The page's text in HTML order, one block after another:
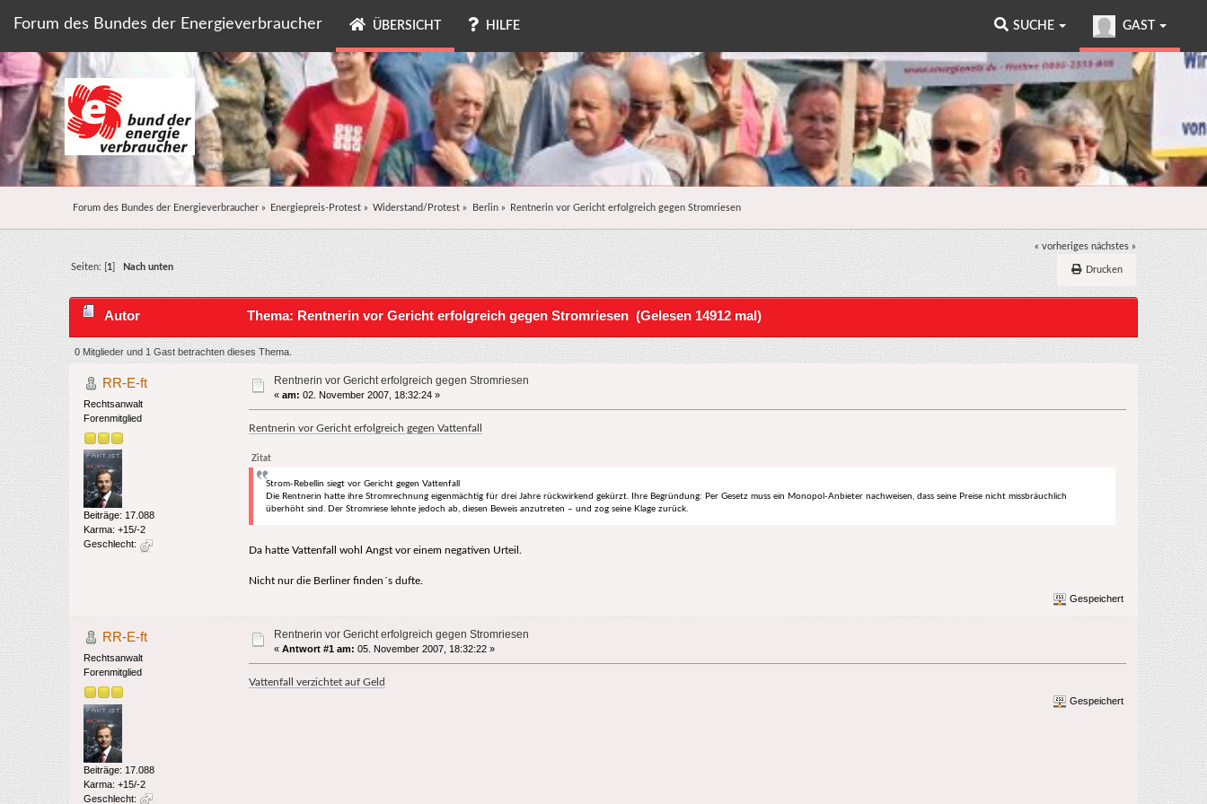
Forum des Bundes der Energieverbraucher ÜBERSICHT HILFE GAST
SUCHE
Forum des Bundes der Energieverbraucher» Energiepreis-Protest » Widerstand/Protest » Berlin» Rentnerin vor Gericht erfolgreich gegen Stromriesen
« vorheriges nächstes »
Drucken
Seiten: [ 1 Nach unten
Autor Thema: Rentnerin vor Gericht erfolgreich gegen Stromriesen (Gelesen 14912 mal)
0 Mitglieder und 1 Gast betrachten dieses Thema.
RR-E-ft
Rechtsanwalt
Forenmitglied
Beiträge: 17.088
Karma: +15/-2
Geschlecht:
Rentnerin vor Gericht erfolgreich gegen Stromriesen
«am: 02. November 2007, 18:32:24 »
Rentnerin vor Gericht erfolgreich gegen Vattenfall
Zitat
Strom-Rebellin siegt vor Gericht gegen Vattenfall
Die Rentnerin hatte ihre Stromrechnung eigenmächtig für drei Jahre rückwirkend gekürzt. Ihre Begründung: Per Gesetz muss ein Monopol-Anbieter nachweisen, dass seine Preise nicht missbräuchlich
überhöht sind. Der Stromriese lehnte jedoch ab, diesen Beweis anzutreten – und zog seine Klage zurück.
Da hatte Vattenfall wohl Angst vor einem negativen Urteil.
Nicht nur die Berliner finden´s dufte.
Gespeichert
RR-E-ft
Rechtsanwalt
Forenmitglied
Beiträge: 17.088
Karma: +15/-2
Geschlecht:
Rentnerin vor Gericht erfolgreich gegen Stromriesen
«Antwort #1 am: 05. November 2007, 18:32:22 »
Vattenfall verzichtet auf Geld
Gespeichert